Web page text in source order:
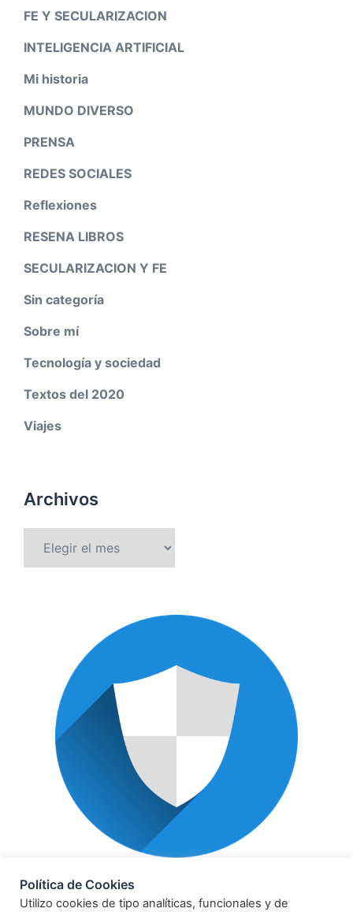
FE Y SECULARIZACION
INTELIGENCIA ARTIFICIAL
Mi historia
MUNDO DIVERSO
PRENSA
REDES SOCIALES
Reflexiones
RESENA LIBROS
SECULARIZACION Y FE
Sin categoría
Sobre mí
Tecnología y sociedad
Textos del 2020
Viajes
Archivos
Política de Cookies
Utilizo cookies de tipo analíticas, funcionales y de